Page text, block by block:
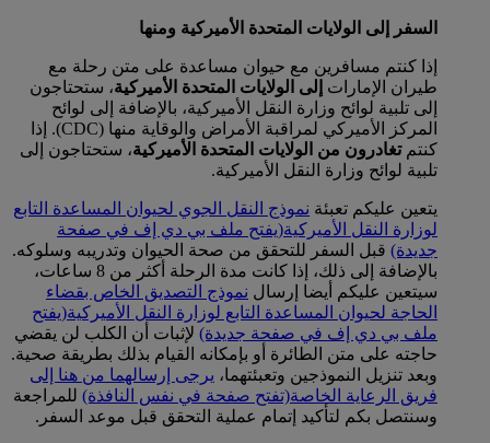
السفر إلى الولايات المتحدة الأميركية ومنها
إذا كنتم مسافرين مع حيوان مساعدة على متن رحلة مع
طيران الإمارات إلى الولايات المتحدة الأميركية، ستحتاجون
إلى تلبية لوائح وزارة النقل الأميركية، بالإضافة إلى لوائح
المركز الأميركي لمراقبة الأمراض والوقاية منها (CDC). إذا
كنتمتغادرون من الولايات المتحدة الأميركية، ستحتاجون إلى
تلبية لوائح وزارة النقل الأميركية.
يتعين عليكم تعبئة نموذج النقل الجوي لحيوان المساعدة التابع
لوزارة النقل الأميركية(يفتح ملف بي دي إف في صفحة
جديدة) قبل السفر للتحقق من صحة الحيوان وتدريبه وسلوكه.
بالإضافة إلى ذلك، إذا كانت مدة الرحلة أكثر من 8 ساعات،
سيتعين عليكم أيضا إرسال نموذج التصديق الخاص بقضاء
الحاجة لحيوان المساعدة التابع لوزارة النقل الأميركية(يفتح
ملف بي دي إف في صفحة جديدة) لإثبات أن الكلب لن يقضي
حاجته على متن الطائرة أو بإمكانه القيام بذلك بطريقة صحية.
وبعد تنزيل النموذجين وتعبئتهما، يرجى إرسالهما من هنا إلى
فريق الرعاية الخاصة(تفتح صفحة في نفس النافذة) للمراجعة
وسنتصل بكم لتأكيد إتمام عملية التحقق قبل موعد السفر.